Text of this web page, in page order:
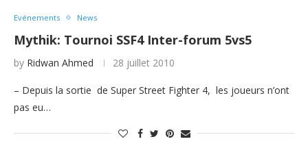
Evénements News
Mythik: Tournoi SSF4 Inter-forum 5vs5
by Ridwan Ahmed 28 juillet 2010
– Depuis la sortie de Super Street Fighter 4, les joueurs n’ont
pas eu…